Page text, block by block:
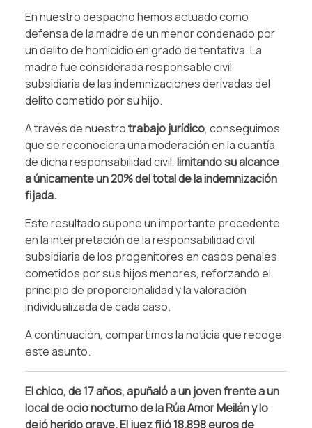
En nuestro despacho hemos actuado como
defensa de la madre de un menor condenado por
un delito de homicidio en grado de tentativa. La
madre fue considerada responsable civil
subsidiaria de las indemnizaciones derivadas del
delito cometido por su hijo.
A través de nuestrotrabajo jurídico, conseguimos
que se reconociera una moderación en la cuantía
de dicha responsabilidad civil, limitando su alcance
a únicamente un 20% del total de la indemnización
fijada.
Este resultado supone un importante precedente
en la interpretación de la responsabilidad civil
subsidiaria de los progenitores en casos penales
cometidos por sus hijos menores, reforzando el
principio de proporcionalidad y la valoración
individualizada de cada caso.
A continuación, compartimos la noticia que recoge
este asunto.
El chico, de 17 años, apuñaló a un joven frente a un
local de ocio nocturno de la Rúa Amor Meilán y lo
dejó herido grave. El juez fijó 18.898 euros de